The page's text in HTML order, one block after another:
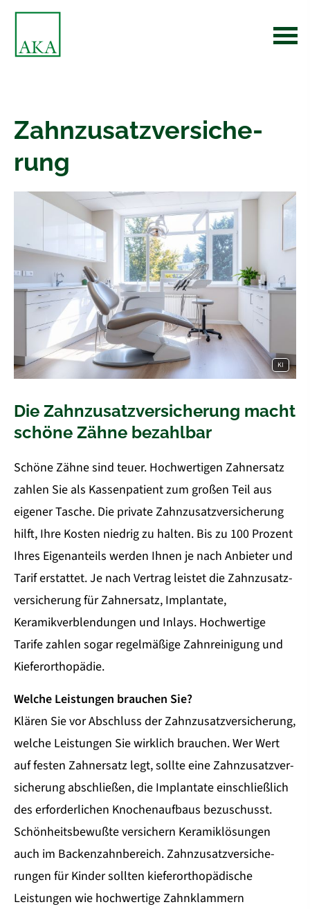
Zahn­zu­satz­ver­si­che­
rung
KI
Die Zahn­zu­satz­ver­si­che­rung macht
schöne Zähne bezahlbar
Schöne Zähne sind teuer. Hochwertigen Zahnersatz
zahlen Sie als Kassenpatient zum großen Teil aus
eigener Tasche. Die private Zahn­zu­satz­ver­si­che­rung
hilft, Ihre Kosten niedrig zu halten. Bis zu 100 Prozent
Ihres Eigenanteils werden Ihnen je nach Anbieter und
Tarif erstattet. Je nach Vertrag leistet die Zahn­zu­satz­
ver­si­che­rung für Zahnersatz, Implantate,
Keramikverblendungen und Inlays. Hochwertige
Tarife zahlen sogar regelmäßige Zahnreinigung und
Kieferorthopädie.
Welche Leistungen brauchen Sie?
Klären Sie vor Abschluss der Zahn­zu­satz­ver­si­che­rung,
welche Leistungen Sie wirklich brauchen. Wer Wert
auf festen Zahnersatz legt, sollte eine Zahn­zu­satz­ver­
si­che­rung abschließen, die Implantate einschließlich
des erforderlichen Knochenaufbaus bezuschusst.
Schönheitsbewußte ver­sichern Keramiklösungen
auch im Backenzahnbereich. Zahn­zu­satz­ver­si­che­
rungen für Kinder sollten kieferorthopädische
Leistungen wie hochwertige Zahnklammern